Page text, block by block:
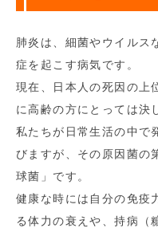
肺炎は、細菌やウイルス
症を起こす病気です。
現在、日本人の死因の上
に高齢の方にとっては決
私たちが日常生活の中で
びますが、その原因菌の
球菌」です。
健康な時には自分の免疫
る体力の衰えや、持病（